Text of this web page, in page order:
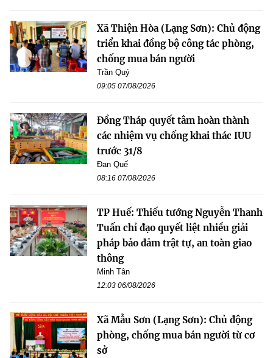
Xã Thiện Hòa (Lạng Sơn): Chủ động
triển khai đồng bộ công tác phòng,
chống mua bán người
Trần Quý
09:05 07/08/2026
Đồng Tháp quyết tâm hoàn thành
các nhiệm vụ chống khai thác IUU
trước 31/8
Đan Quế
08:16 07/08/2026
TP Huế: Thiếu tướng Nguyễn Thanh
Tuấn chỉ đạo quyết liệt nhiều giải
pháp bảo đảm trật tự, an toàn giao
thông
Minh Tân
12:03 06/08/2026
Xã Mẫu Sơn (Lạng Sơn): Chủ động
phòng, chống mua bán người từ cơ
sở